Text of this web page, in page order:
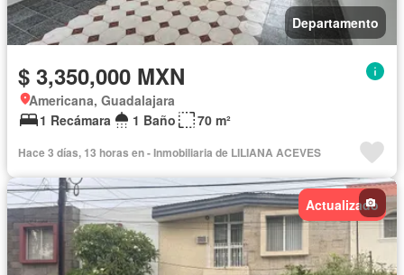
Departamento
$ 3,350,000 MXN
Americana, Guadalajara
1 Recámara
1 Baño 70 m²
Hace 3 días, 13 horas en - Inmobiliaria de LILIANA ACEVES
Actualizado